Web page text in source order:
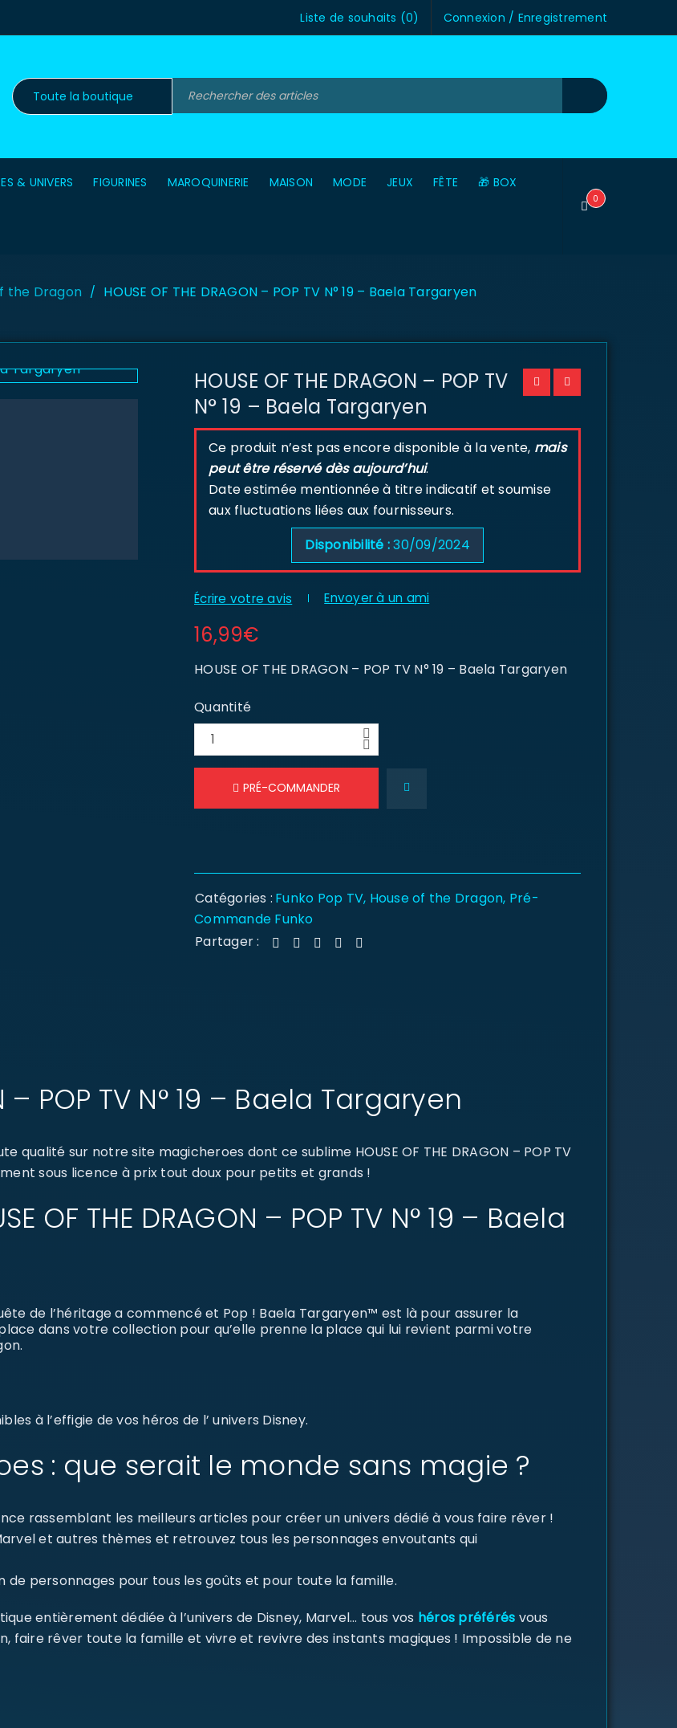
Connexion / Enregistrement
Liste de souhaits (0)
& UNIVERS FIGURINES MAROQUINERIE MAISON MODE JEUX FÊTE 🎁 BOX
0
the Dragon / HOUSE OF THE DRAGON – POP TV N° 19 – Baela Targaryen
HOUSE OF THE DRAGON – POP TV
N° 19 – Baela Targaryen
Ce produit n’est pas encore disponible à la vente, mais
peut être réservé dès aujourd’hui.
Date estimée mentionnée à titre indicatif et soumise
aux fluctuations liées aux fournisseurs.
Disponibilité :30/09/2024
Écrire votre avis Envoyer à un ami
16,99€
HOUSE OF THE DRAGON – POP TV N° 19 – Baela Targaryen
Quantité
PRÉ-COMMANDER
Catégories : Funko Pop TV, House of the Dragon, Pré-
Commande Funko
Partager :
– POP TV N° 19 – Baela Targaryen
qualité sur notre site magicheroes dont ce sublime HOUSE OF THE DRAGON – POP TV
sous licence à prix tout doux pour petits et grands !
OF THE DRAGON – POP TV N° 19 – Baela
de l’héritage a commencé et Pop ! Baela Targaryen™ est là pour assurer la
dans votre collection pour qu’elle prenne la place qui lui revient parmi votre
à l’effigie de vos héros de l’ univers Disney.
: que serait le monde sans magie ?
rassemblant les meilleurs articles pour créer un univers dédié à vous faire rêver !
et autres thèmes et retrouvez tous les personnages envoutants qui
de personnages pour tous les goûts et pour toute la famille.
entièrement dédiée à l’univers de Disney, Marvel… tous vos héros préférés vous
faire rêver toute la famille et vivre et revivre des instants magiques ! Impossible de ne